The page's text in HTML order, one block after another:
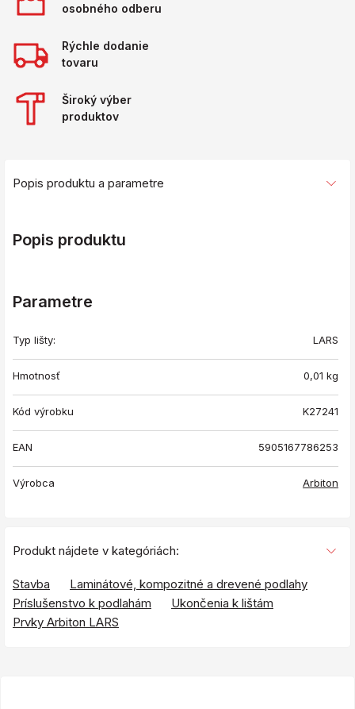
osobného odberu
Rýchle dodanie
tovaru
Široký výber
produktov
Popis produktu a parametre
Popis produktu
Parametre
Typ lišty: LARS
Hmotnosť 0,01 kg
Kód výrobku K27241
EAN 5905167786253
Výrobca Arbiton
Produkt nájdete v kategóriách:
Stavba
Laminátové, kompozitné a drevené podlahy
Príslušenstvo k podlahám
Ukončenia k lištám
Prvky Arbiton LARS